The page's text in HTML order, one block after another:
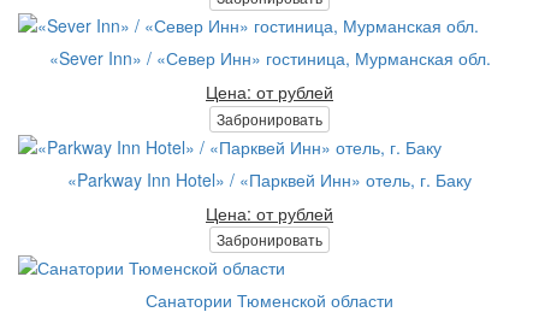
«Sever Inn» / «Север Инн» гостиница, Мурманская обл.
Цена: от рублей
Забронировать
«Parkway Inn Hotel» / «Парквей Инн» отель, г. Баку
Цена: от рублей
Забронировать
Санатории Тюменской области